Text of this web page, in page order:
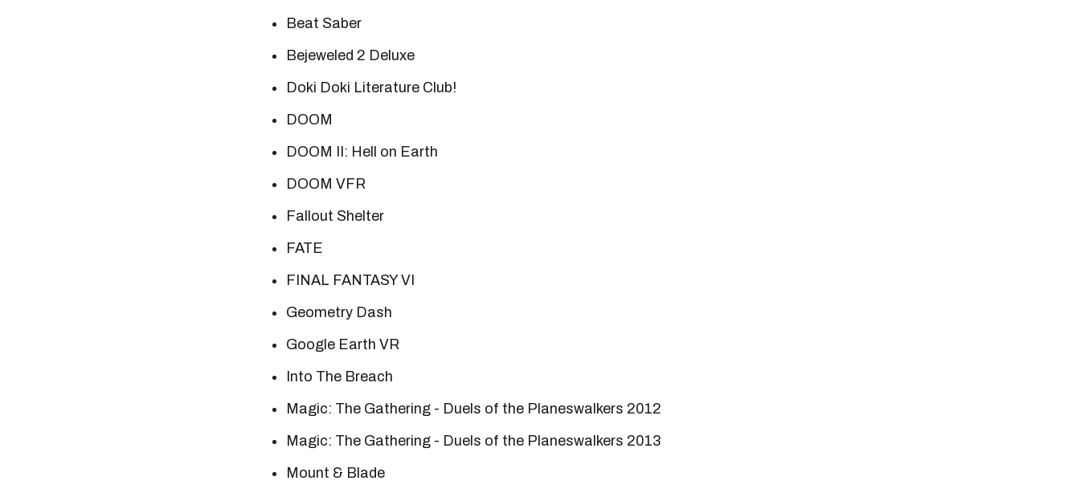
Beat Saber
Bejeweled 2 Deluxe
Doki Doki Literature Club!
DOOM
DOOM II: Hell on Earth
DOOM VFR
Fallout Shelter
FATE
FINAL FANTASY VI
Geometry Dash
Google Earth VR
Into The Breach
Magic: The Gathering - Duels of the Planeswalkers 2012
Magic: The Gathering - Duels of the Planeswalkers 2013
Mount & Blade